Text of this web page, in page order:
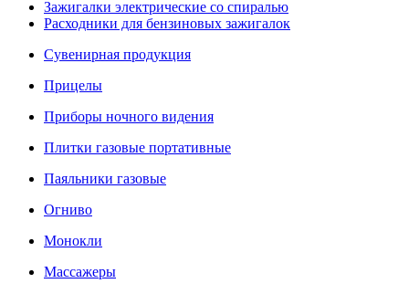
Зажигалки электрические со спиралью
Расходники для бензиновых зажигалок
Сувенирная продукция
Прицелы
Приборы ночного видения
Плитки газовые портативные
Паяльники газовые
Огниво
Монокли
Массажеры